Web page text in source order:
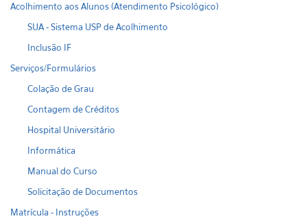
Acolhimento aos Alunos (Atendimento Psicológico)
SUA - Sistema USP de Acolhimento
Inclusão IF
Serviços/Formulários
Colação de Grau
Contagem de Créditos
Hospital Universitário
Informática
Manual do Curso
Solicitação de Documentos
Matrícula - Instruções